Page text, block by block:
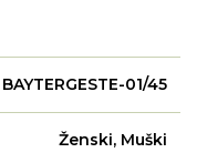
BAYTERGESTE-01/45
Ženski, Muški